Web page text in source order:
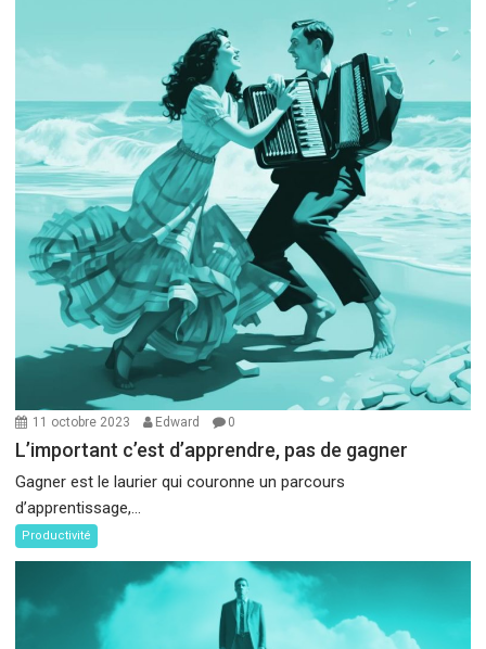
11 octobre 2023 Edward 0
L’important c’est d’apprendre, pas de gagner
Gagner est le laurier qui couronne un parcours
d’apprentissage,...
Productivité